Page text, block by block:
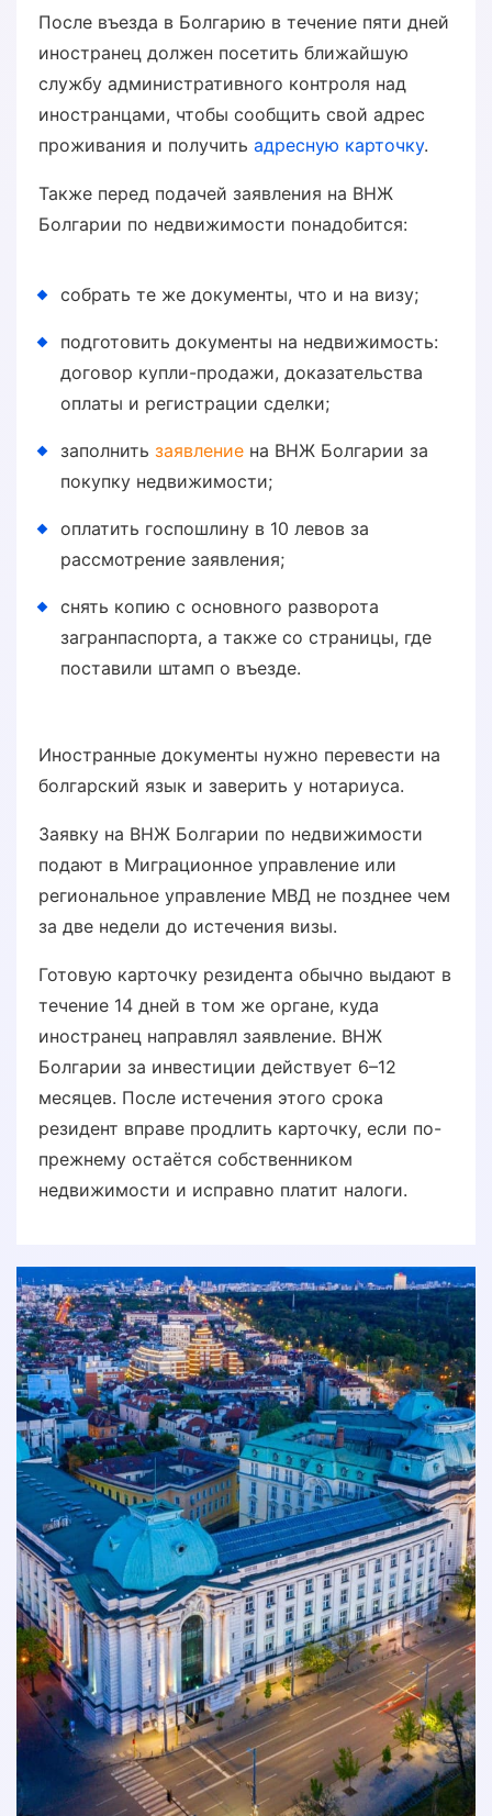
После въезда в Болгарию в течение пяти дней
иностранец должен посетить ближайшую
службу административного контроля над
иностранцами, чтобы сообщить свой адрес
проживания и получить адресную карточку.
Также перед подачей заявления на ВНЖ
Болгарии по недвижимости понадобится:
собрать те же документы, что и на визу;
подготовить документы на недвижимость:
договор купли-продажи, доказательства
оплаты и регистрации сделки;
заполнить заявление на ВНЖ Болгарии за
покупку недвижимости;
оплатить госпошлину в 10 левов за
рассмотрение заявления;
снять копию с основного разворота
загранпаспорта, а также со страницы, где
поставили штамп о въезде.
Иностранные документы нужно перевести на
болгарский язык и заверить у нотариуса.
Заявку на ВНЖ Болгарии по недвижимости
подают в Миграционное управление или
региональное управление МВД не позднее чем
за две недели до истечения визы.
Готовую карточку резидента обычно выдают в
течение 14 дней в том же органе, куда
иностранец направлял заявление. ВНЖ
Болгарии за инвестиции действует 6–12
месяцев. После истечения этого срока
резидент вправе продлить карточку, если по-
прежнему остаётся собственником
недвижимости и исправно платит налоги.